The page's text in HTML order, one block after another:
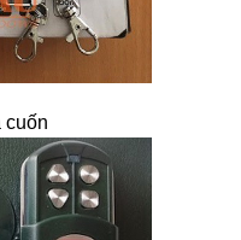
cuốn